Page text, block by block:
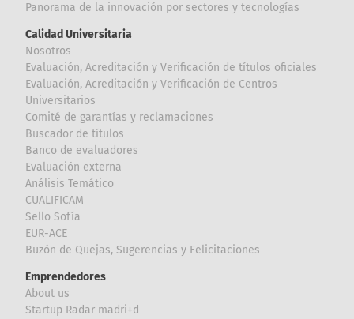
Panorama de la innovación por sectores y tecnologías
Calidad Universitaria
Nosotros
Evaluación, Acreditación y Verificación de títulos oficiales
Evaluación, Acreditación y Verificación de Centros
Universitarios
Comité de garantías y reclamaciones
Buscador de títulos
Banco de evaluadores
Evaluación externa
Análisis Temático
CUALIFICAM
Sello Sofía
EUR-ACE
Buzón de Quejas, Sugerencias y Felicitaciones
Emprendedores
About us
Startup Radar madri+d